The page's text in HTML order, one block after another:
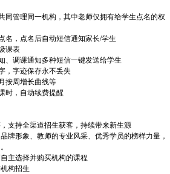
同管理同一机构，其中老师仅拥有给学生点名的权
名，点名后自动短信通知家长/学生
课表
、调课通知多种短信一键发送给学生
，字迹保存永不丢失
按周增长曲线等
时，自动续费提醒
支持全渠道招生获客，持续带来新生源
牌形象、教师的专业风采、优秀学员的榜样力量，
主选择并购买机构的课程
构招生